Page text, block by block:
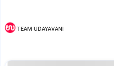
TEAM UDAYAVANI